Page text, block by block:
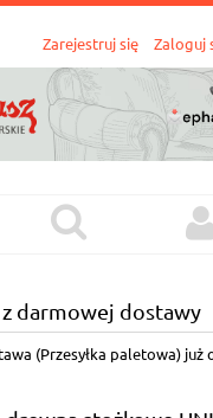
Zarejestruj się Zaloguj
z darmowej dostawy
(Przesyłka paletowa) już